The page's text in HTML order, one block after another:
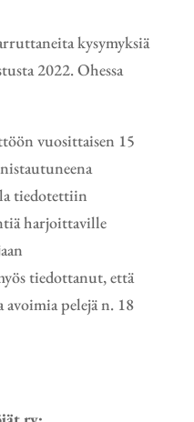
kysymyksiä
2022. Ohessa
vuosittaisen 15
tiedotettiin
harjoittaville
tiedottanut, että
avoimia pelejä n. 18